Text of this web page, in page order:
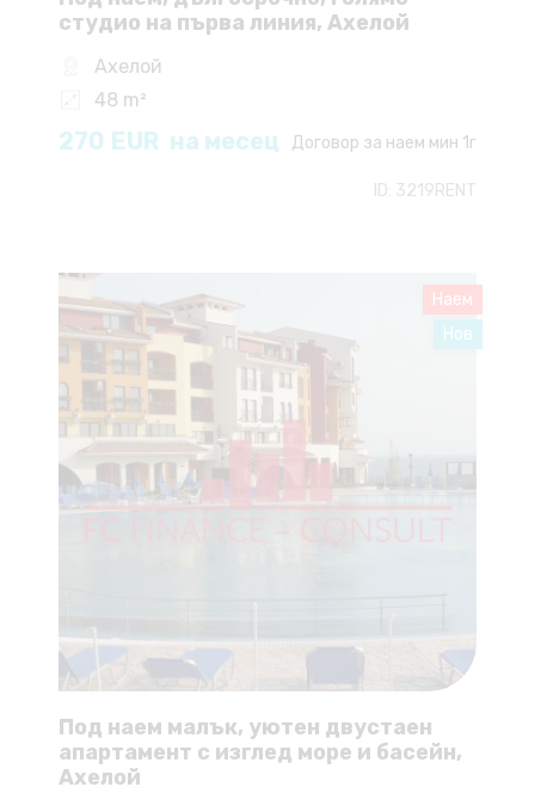
студио на първа линия, Ахелой
Ахелой
48 m²
270 EUR на месец Договор за наем мин 1г
ID: 3219RENT
Под наем малък, уютен двустаен
апартамент с изглед море и басейн,
Ахелой
Наем
Нов